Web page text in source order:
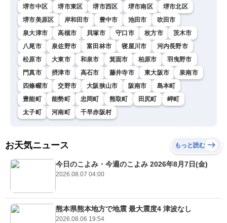
堺市中区
堺市東区 堺市西区 堺市南区
堺市北区
堺市美原区
岸和田市 豊中市 池田市
吹田市
泉大津市
高槻市 貝塚市 守口市 枚方市
茨木市
八尾市
泉佐野市 富田林市 寝屋川市
河内長野市
松原市
大東市 和泉市 箕面市 柏原市
羽曳野市
門真市
摂津市 高石市 藤井寺市 東大阪市
泉南市
四條畷市
交野市 大阪狭山市 阪南市
島本町
豊能町
能勢町 忠岡町 熊取町 田尻町
岬町
太子町
河南町 千早赤阪村
お天気ニュース もっと読む
今日のこよみ・今週のこよみ 2026年8月7日(金)
2026.08.07 04:00
熊本県熊本地方で地震 最大震度4 津波なし
2026.08.06 19:54